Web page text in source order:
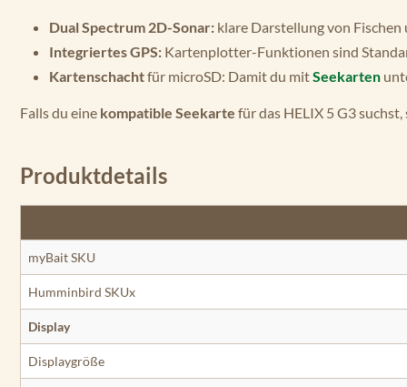
Dual Spectrum 2D-Sonar: klare Darstellung von
Integriertes GPS: Kartenplotter-Funktionen sind
Kartenschachtfür microSD: Damit du mitSeekarten
Falls du eine kompatible Seekarte für das HELIX 5 G3
Produktdetails
myBait SKU
Humminbird SKUx
Display
Displaygröße